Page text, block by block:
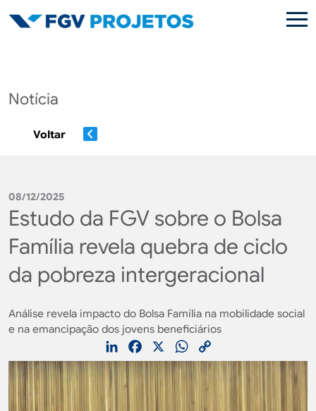
Notícia
Voltar
08/12/2025
Estudo da FGV sobre o Bolsa
Família revela quebra de ciclo
da pobreza intergeracional
Análise revela impacto do Bolsa Família na mobilidade social
e na emancipação dos jovens beneficiários
LinkedInFacebook WhatsApp
Link